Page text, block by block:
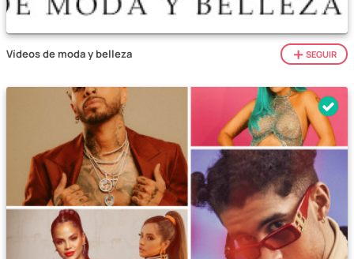
Vídeos de moda y belleza SEGUIR